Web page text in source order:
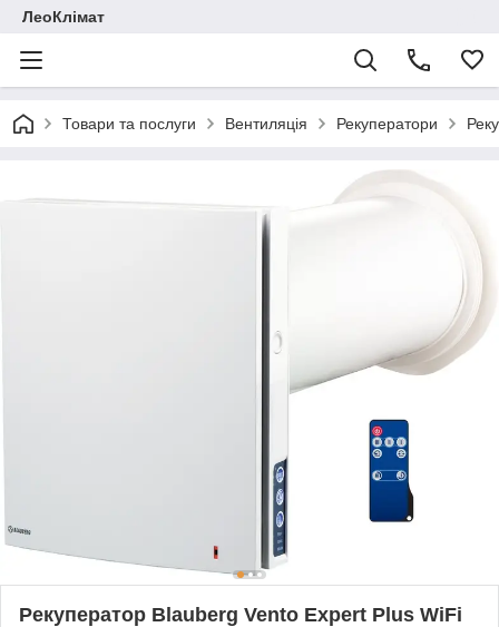
ЛеоКлімат
Товари та послуги Вентиляція Рекуператори
Рекуператор Blauberg Vento Expert Plus WiFi